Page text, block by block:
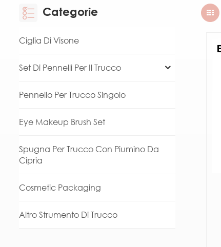
Categorie
Ciglia Di Visone
Set Di Pennelli Per Il Trucco
Pennello Per Trucco Singolo
Eye Makeup Brush Set
Spugna Per Trucco Con Piumino Da
Cipria
Cosmetic Packaging
Altro Strumento Di Trucco